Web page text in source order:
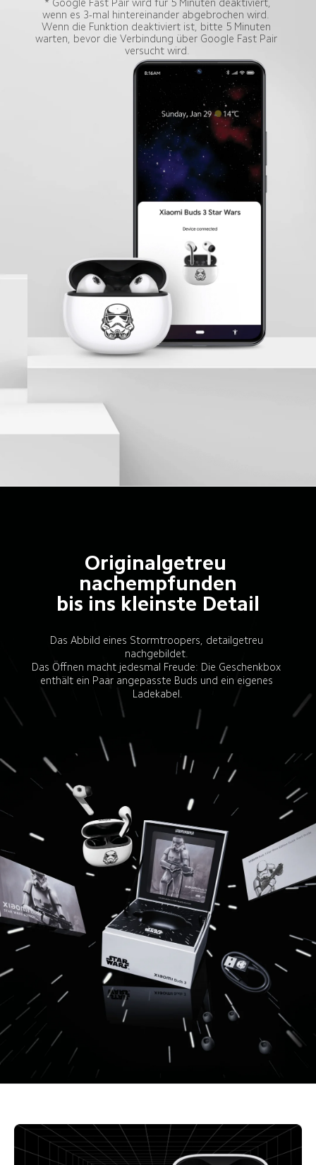
wenn es 3-mal hintereinander abgebrochen wird.
Wenn die Funktion deaktiviert ist, bitte 5 Minuten
warten, bevor die Verbindung über Google Fast Pair
versucht wird.
Originalgetreu
nachempfunden
bis ins kleinste Detail
Das Abbild eines Stormtroopers, detailgetreu
nachgebildet.
Das Öffnen macht jedesmal Freude: Die Geschenkbox
enthält ein Paar angepasste Buds und ein eigenes
Ladekabel.